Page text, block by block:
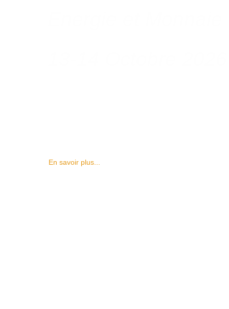
En savoir plus...